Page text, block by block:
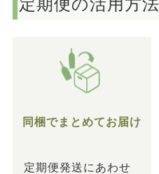
定期便の活用方法
同梱でまとめてお届け
定期便発送にあわせ